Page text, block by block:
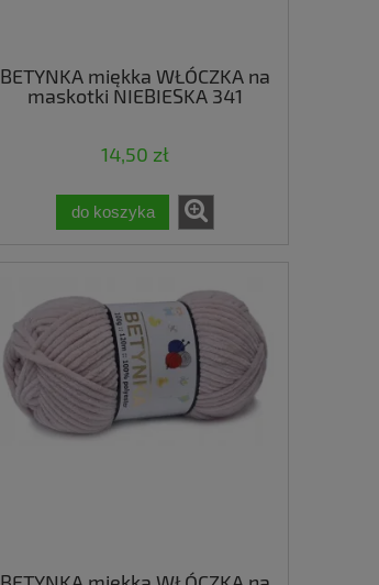
BETYNKA miękka WŁÓCZKA na
maskotki NIEBIESKA 341
14,50 zł
do koszyka